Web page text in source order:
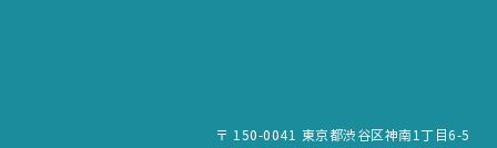
〒 150-0041 東京都渋谷区神南1丁目6-5